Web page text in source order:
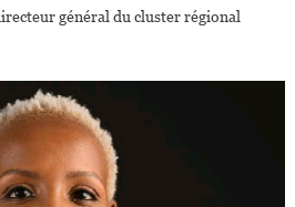
général du cluster régional